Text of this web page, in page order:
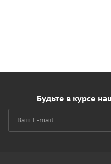
Будьте в курсе